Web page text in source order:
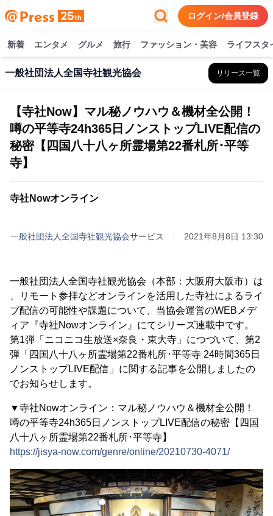
ログイン/会員登録
新着 エンタメ グルメ 旅行 ファッション・美容 ライフスタ
一般社団法人全国寺社観光協会 リリース一覧
【寺社Now】マル秘ノウハウ＆機材全公開！
噂の平等寺24h365日ノンストップLIVE配信の
秘密【四国八十八ヶ所霊場第22番札所･平等
寺】
寺社Nowオンライン
一般社団法人全国寺社観光協会サービス 2021年8月8日 13:30
一般社団法人全国寺社観光協会（本部：大阪府大阪市）は
、リモート参拝などオンラインを活用した寺社によるライ
ブ配信の可能性や課題について、当協会運営のWEBメデ
ィア『寺社Nowオンライン』にてシリーズ連載中です。
第1弾「ニコニコ生放送×奈良・東大寺」につづいて、第2
弾「四国八十八ヶ所霊場第22番札所･平等寺 24時間365日
ノンストップLIVE配信」に関する記事を公開しましたの
でお知らせします。
▼寺社Nowオンライン：マル秘ノウハウ＆機材全公開！
噂の平等寺24h365日ノンストップLIVE配信の秘密【四国
八十八ヶ所霊場第22番札所･平等寺】
https://jisya-now.com/genre/online/20210730-4071/